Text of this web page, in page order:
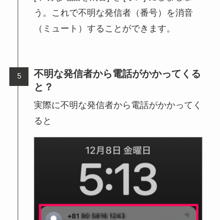
う。これで不明な発信者（番号）を消音
（ミュート）することができます。
不明な発信者から電話がかかってくる
と？
実際に不明な発信者から電話がかかってく
ると